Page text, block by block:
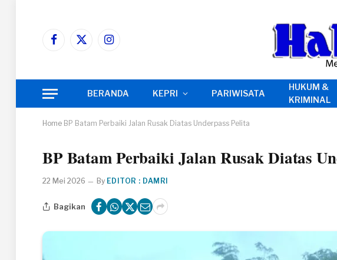
Facebook
X
Instagram
BERANDA KEPRI PARIWISATA
HUKUM &
KRIMINAL
Home BP Batam Perbaiki Jalan Rusak Diatas Underpass Pelita
BP Batam Perbaiki Jalan Rusak Diatas
22 Mei 2026 By EDITOR : DAMRI
Bagikan